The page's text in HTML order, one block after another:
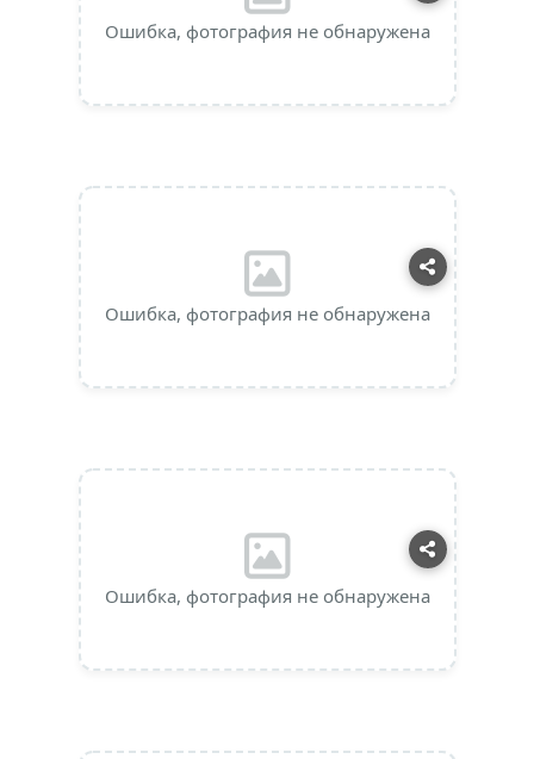
Ошибка, фотография не обнаружена
Ошибка, фотография не обнаружена
Ошибка, фотография не обнаружена